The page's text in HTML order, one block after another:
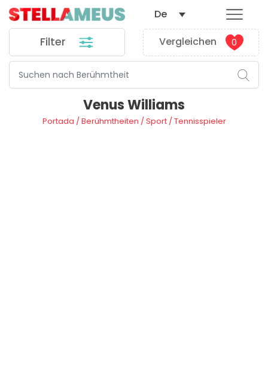
Filter Vergleichen 0
De
Venus Williams
Portada /Berühmtheiten /Sport/Tennisspieler